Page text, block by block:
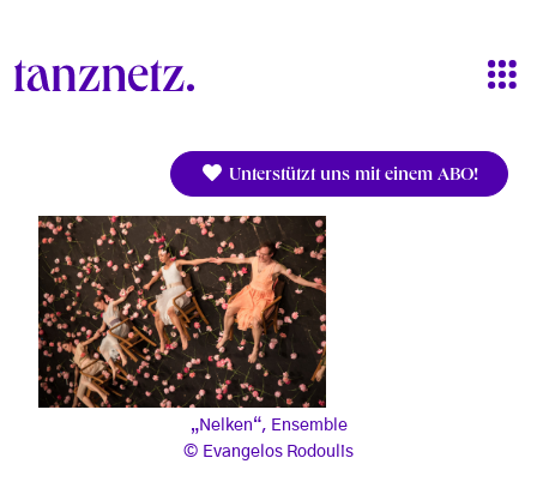
Unterstützt uns mit einem ABO!
„Nelken“, Ensemble
Evangelos Rodoulis